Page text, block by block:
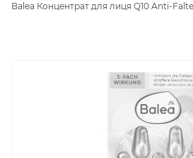
Balea Концентрат для лиця Q10 Anti-